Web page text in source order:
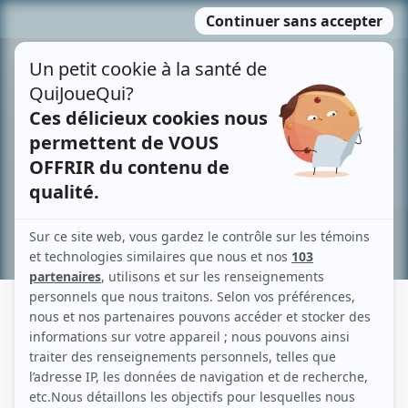
MENU
contenu
Recherche avancée »
TOMMY DES ROSIERS
Liens
Fiche de Tommy Des Rosiers sur Showbizz.net